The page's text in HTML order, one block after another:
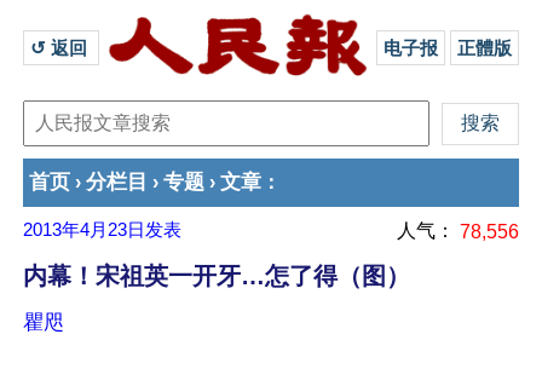
↺ 返回 电子报 正體版
首页 › 分栏目 › 专题 › 文章 ：
2013年4月23日 发表 人气： 78,556
内幕！宋祖英一开牙…怎了得（图）
瞿咫